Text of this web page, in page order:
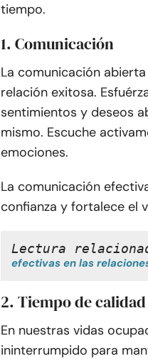
tiempo.
1. Comunicación
La comunicación
relación exitosa.
sentimientos y deseos
mismo. Escuche
emociones.
La comunicación
confianza y fortalece el
Lectura
efectivas en las
2. Tiempo de calidad
En nuestras vidas
ininterrumpido para